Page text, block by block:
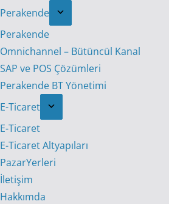
Perakende
Perakende
Omnichannel – Bütüncül Kanal
SAP ve POS Çözümleri
Perakende BT Yönetimi
E-Ticaret
E-Ticaret
E-Ticaret Altyapıları
PazarYerleri
İletişim
Hakkımda